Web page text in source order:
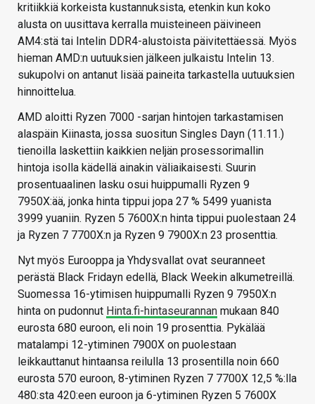
kritiikkiä korkeista kustannuksista, etenkin kun koko
alusta on uusittava kerralla muisteineen päivineen
AM4:stä tai Intelin DDR4-alustoista päivitettäessä. Myös
hieman AMD:n uutuuksien jälkeen julkaistu Intelin 13.
sukupolvi on antanut lisää paineita tarkastella uutuuksien
hinnoittelua.
AMD aloitti Ryzen 7000 -sarjan hintojen tarkastamisen
alaspäin Kiinasta, jossa suositun Singles Dayn (11.11.)
tienoilla laskettiin kaikkien neljän prosessorimallin
hintoja isolla kädellä ainakin väliaikaisesti. Suurin
prosentuaalinen lasku osui huippumalli Ryzen 9
7950X:ää, jonka hinta tippui jopa 27 % 5499 yuanista
3999 yuaniin. Ryzen 5 7600X:n hinta tippui puolestaan 24
ja Ryzen 7 7700X:n ja Ryzen 9 7900X:n 23 prosenttia.
Nyt myös Eurooppa ja Yhdysvallat ovat seuranneet
perästä Black Fridayn edellä, Black Weekin alkumetreillä.
Suomessa 16-ytimisen huippumalli Ryzen 9 7950X:n
hinta on pudonnut Hinta.fi-hintaseurannan mukaan 840
eurosta 680 euroon, eli noin 19 prosenttia. Pykälää
matalampi 12-ytiminen 7900X on puolestaan
leikkauttanut hintaansa reilulla 13 prosentilla noin 660
eurosta 570 euroon, 8-ytiminen Ryzen 7 7700X 12,5 %:lla
480:sta 420:een euroon ja 6-ytiminen Ryzen 5 7600X